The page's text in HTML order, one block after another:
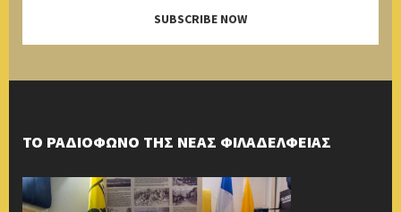
SUBSCRIBE NOW
ΤΟ ΡΑΔΙΟΦΩΝΟ ΤΗΣ ΝΕΑΣ ΦΙΛΑΔΕΛΦΕΙΑΣ